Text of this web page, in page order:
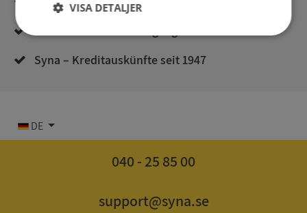
Syna – Kreditauskünfte seit 1947
DE
040 - 25 85 00
support@syna.se
VISA DETALJER
Strikt
Prestanda Inriktning
Strikt nödvändigt Prestanda
Inriktning